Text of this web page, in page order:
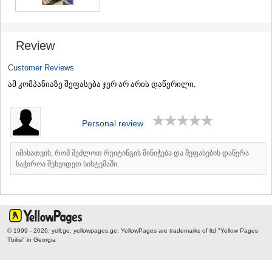
Review
Customer Reviews
ამ კომპანიაზე შეფასება ჯერ არ არის დაწერილი.
Personal review
იმისათვის, რომ შეძლოთ რეიტინგის მინიჭება და შეფასების დაწერა
საჭიროა შეხვიდეთ სისტემაში.
© 1999 - 2026; yell.ge, yellowpages.ge, YellowPages are trademarks of ltd "Yellow Pages
Tbilisi" in Georgia